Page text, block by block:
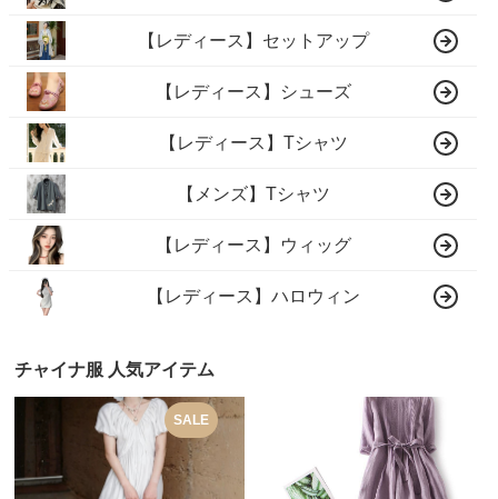
【レディース】セットアップ
【レディース】シューズ
【レディース】Tシャツ
【メンズ】Tシャツ
【レディース】ウィッグ
【レディース】ハロウィン
チャイナ服 人気アイテム
SALE